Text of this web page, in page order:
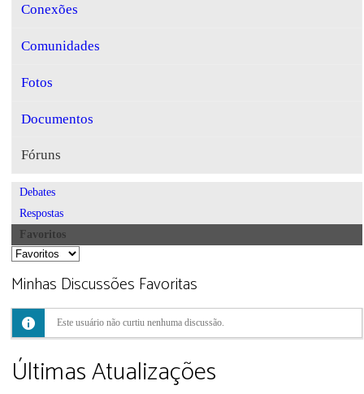
Conexões
Comunidades
Fotos
Documentos
Fóruns
Debates
Respostas
Favoritos
Minhas Discussões Favoritas
Este usuário não curtiu nenhuma discussão.
Últimas Atualizações